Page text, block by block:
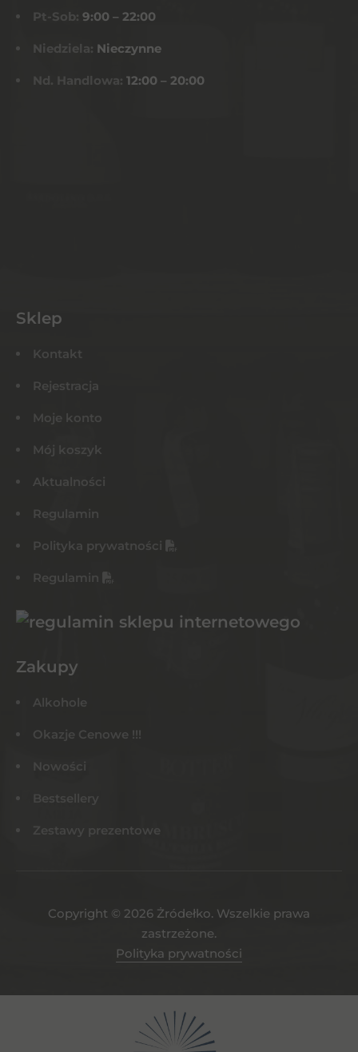
Pt-Sob: 9:00 – 22:00
Niedziela: Nieczynne
Nd. Handlowa: 12:00 – 20:00
Sklep
Kontakt
Rejestracja
Moje konto
Mój koszyk
Aktualności
Regulamin
Polityka prywatności
Regulamin
Zakupy
Alkohole
Okazje Cenowe !!!
Nowości
Bestsellery
Zestawy prezentowe
Copyright © 2026 Żródełko. Wszelkie prawa
zastrzeżone.
Polityka prywatności